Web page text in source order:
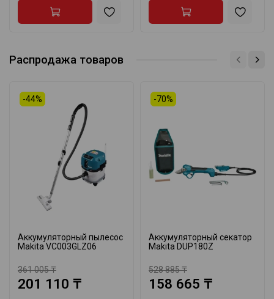
Распродажа товаров
-44%
Аккумуляторный пылесос
Makita VC003GLZ06
361 005 ₸
201 110 ₸
-70%
Аккумуляторный секатор
Makita DUP180Z
528 885 ₸
158 665 ₸